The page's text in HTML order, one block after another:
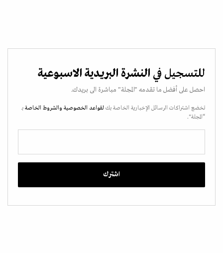
للتسجيل في النشرة البريدية الاسبوعية
احصل على أفضل ما تقدمه "المجلة" مباشرة الى بريدك.
تخضع اشتراكات الرسائل الإخبارية الخاصة بك لقواعد الخصوصية والشروط الخاصة بـ
“المجلة".